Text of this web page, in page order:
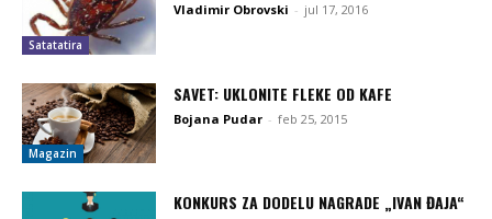
Satatatira
Vladimir Obrovski - jul 17, 2016
Magazin
SAVET: UKLONITE FLEKE OD KAFE
Bojana Pudar - feb 25, 2015
KONKURS ZA DODELU NAGRADE „IVAN ĐAJA“